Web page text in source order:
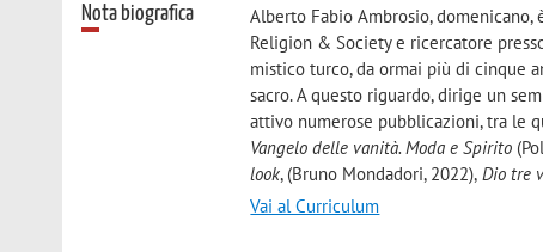
Nota biografica
Alberto Fabio Ambrosio,
Religion & Society e ricercatore
mistico turco, da ormai più di cinque
sacro. A questo riguardo, dirige un
attivo numerose pubblicazioni, tra le
Vangelo delle vanità. Moda e Spirito
look, (Bruno Mondadori, 2022), Dio tre
Vai al Curriculum